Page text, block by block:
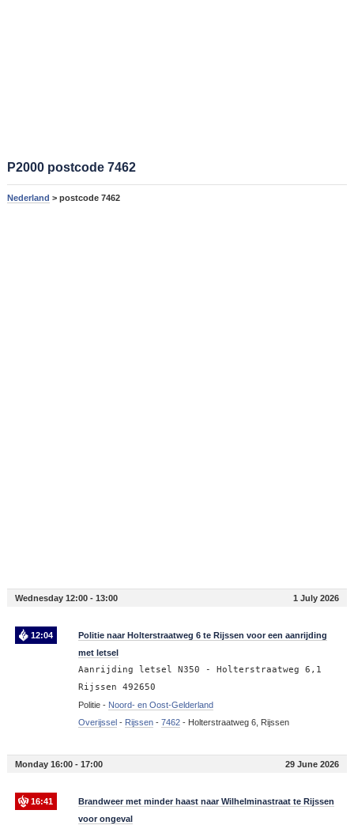
P2000 postcode 7462
Nederland > postcode 7462
Wednesday 12:00 - 13:00 1 July 2026
12:04
Politie naar Holterstraatweg 6 te Rijssen voor een aanrijding
met letsel
Aanrijding letsel N350 - Holterstraatweg 6,1
Rijssen 492650
Politie - Noord- en Oost-Gelderland
Overijssel- Rijssen- 7462- Holterstraatweg 6, Rijssen
Monday 16:00 - 17:00 29 June 2026
16:41
Brandweer met minder haast naar Wilhelminastraat te Rijssen
voor ongeval